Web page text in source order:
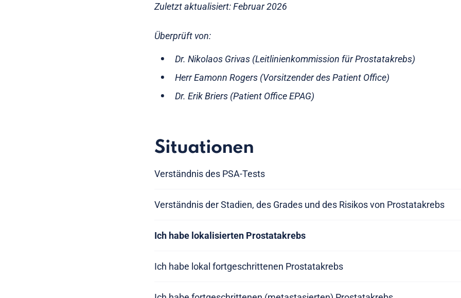
Zuletzt aktualisiert: Februar 2026
Überprüft von:
Dr. Nikolaos Grivas (Leitlinienkommission für Prostatakrebs)
Herr Eamonn Rogers (Vorsitzender des Patient Office)
Dr. Erik Briers (Patient Office EPAG)
Situationen
Verständnis des PSA-Tests
Verständnis der Stadien, des Grades und des Risikos von Prostatakrebs
Ich habe lokalisierten Prostatakrebs
Ich habe lokal fortgeschrittenen Prostatakrebs